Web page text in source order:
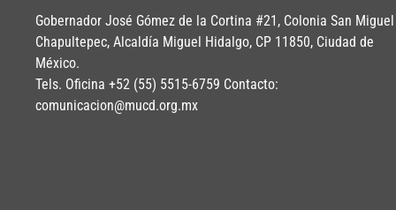
Gobernador José Gómez de la Cortina #21, Colonia San Miguel
Chapultepec, Alcaldía Miguel Hidalgo, CP 11850, Ciudad de
México.
Tels. Oficina +52 (55) 5515-6759 Contacto:
comunicacion@mucd.org.mx